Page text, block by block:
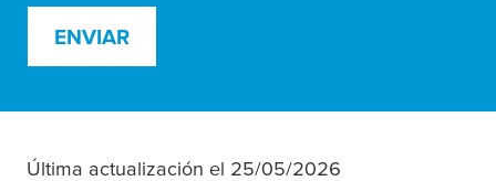
ENVIAR
Última actualización el 25/05/2026